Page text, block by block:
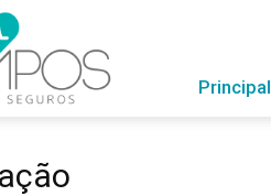
Principal